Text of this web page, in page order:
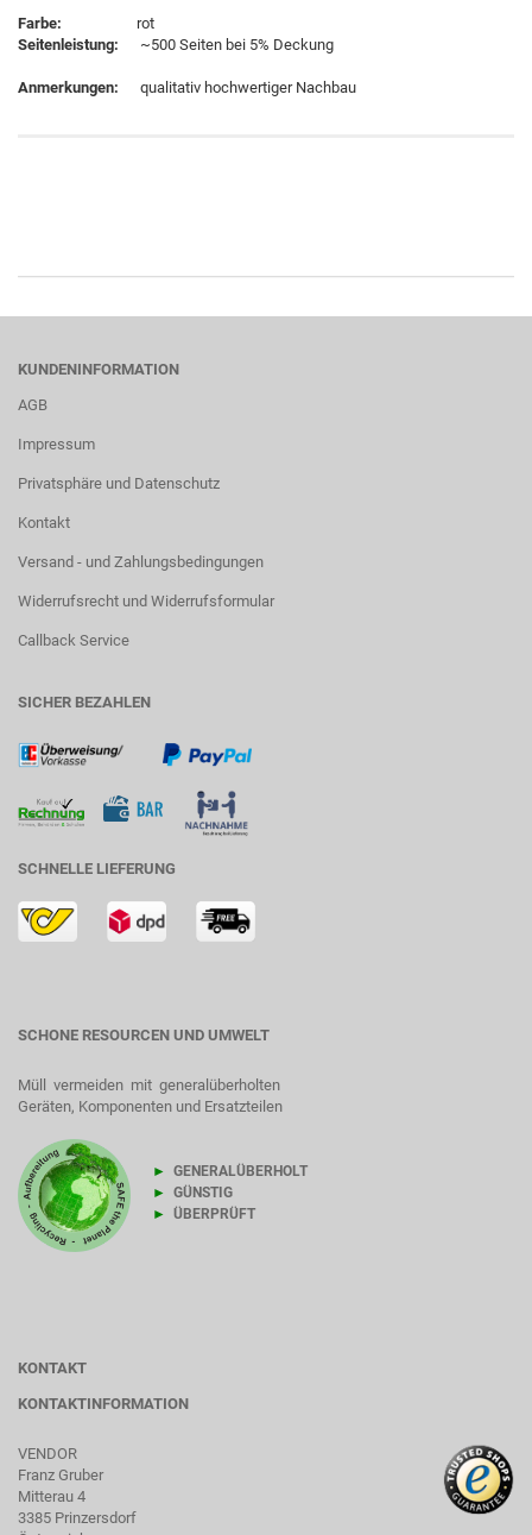
Farbe:
rot
Seitenleistung: ~500 Seiten bei 5% Deckung
Anmerkungen: qualitativ hochwertiger Nachbau
KUNDENINFORMATION
AGB
Impressum
Privatsphäre und Datenschutz
Kontakt
Versand - und Zahlungsbedingungen
Widerrufsrecht und Widerrufsformular
Callback Service
SICHER BEZAHLEN
SCHNELLE LIEFERUNG
SCHONE RESOURCEN UND UMWELT
Müll vermeiden mit generalüberholten
Geräten, Komponenten und Ersatzteilen
► GENERALÜBERHOLT
► GÜNSTIG
► ÜBERPRÜFT
KONTAKT
KONTAKTINFORMATION
VENDOR
Franz Gruber
Mitterau 4
3385 Prinzersdorf